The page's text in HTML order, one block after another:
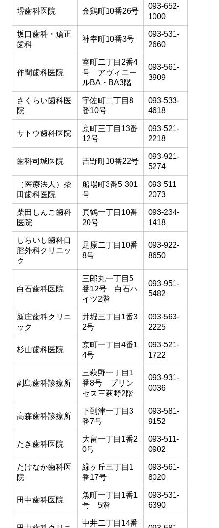
堺歯科医院 金鶏町10番26号
093-652-
1000
坂口歯科・矯正
歯科
神幸町10番3号
093-531-
2660
作間歯科医院
室町二丁目2番4
号 アヴィニー
ルBA・BA3階
093-561-
3909
さくらい歯科医
院
宇佐町二丁目8
番10号
093-533-
4618
サトウ歯科医院
京町三丁目13番
12号
093-521-
2218
歯科司城医院 吉野町10番22号
093-921-
5274
（医療法人）柴
田歯科医院
船場町3番5-301
号
093-511-
2073
柴田しんご歯科
医院
真鶴一丁目10番
20号
093-234-
1418
しらいし歯科口
腔外科クリニッ
ク
足原二丁目10番
8号
093-922-
8650
白石歯科医院
三郎丸一丁目5
番12号 白石ハ
イツ2階
093-951-
5482
新庄歯科クリニ
ック
井堀三丁目1番3
2号
093-563-
2225
杉山歯科医院
京町一丁目4番1
4号
093-521-
1722
副島歯科診療所
三萩野一丁目1
番8号 プリン
セス三萩野2階
093-931-
0036
高森歯科診療所
下到津一丁目3
番7号
093-581-
9152
たき歯科医院
大畠一丁目1番2
0号
093-511-
0902
たけなか歯科医
院
緑ヶ丘三丁目1
番17号
093-561-
8020
田中歯科医院
魚町一丁目1番1
号 5階
093-531-
6390
中井二丁目14番